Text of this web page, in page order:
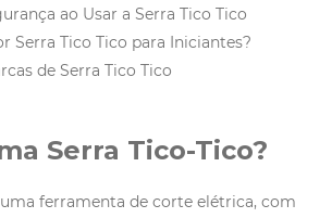
ao Usar a Serra Tico Tico
Serra Tico Tico para Iniciantes?
de Serra Tico Tico
Serra Tico-Tico?
ferramenta de corte elétrica, com